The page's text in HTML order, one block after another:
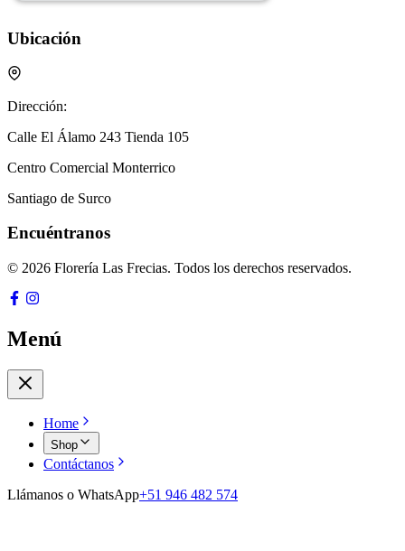
Ubicación
Dirección:
Calle El Álamo 243 Tienda 105
Centro Comercial Monterrico
Santiago de Surco
Encuéntranos
© 2026 Florería Las Frecias. Todos los derechos reservados.
Menú
Home
Shop
Contáctanos
Llámanos o WhatsApp+51 946 482 574